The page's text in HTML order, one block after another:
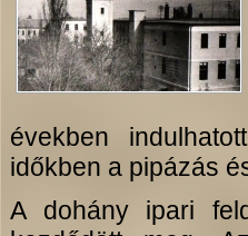
években
időkben a pipázás
A dohány ipari